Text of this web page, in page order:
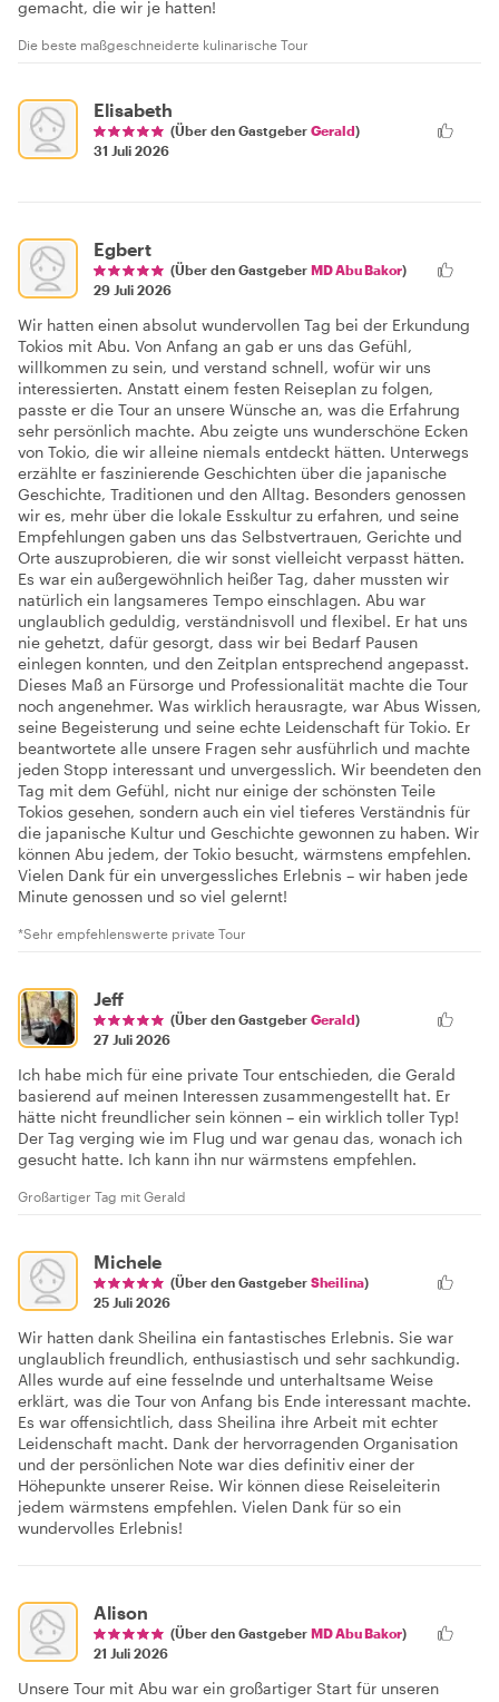
gemacht, die wir je hatten!
Die beste maßgeschneiderte kulinarische Tour
Elisabeth
(Über den Gastgeber Gerald)
31 Juli 2026
Egbert
(Über den Gastgeber MD Abu Bakor)
29 Juli 2026
Wir hatten einen absolut wundervollen Tag bei der Erkundung
Tokios mit Abu. Von Anfang an gab er uns das Gefühl,
willkommen zu sein, und verstand schnell, wofür wir uns
interessierten. Anstatt einem festen Reiseplan zu folgen,
passte er die Tour an unsere Wünsche an, was die Erfahrung
sehr persönlich machte. Abu zeigte uns wunderschöne Ecken
von Tokio, die wir alleine niemals entdeckt hätten. Unterwegs
erzählte er faszinierende Geschichten über die japanische
Geschichte, Traditionen und den Alltag. Besonders genossen
wir es, mehr über die lokale Esskultur zu erfahren, und seine
Empfehlungen gaben uns das Selbstvertrauen, Gerichte und
Orte auszuprobieren, die wir sonst vielleicht verpasst hätten.
Es war ein außergewöhnlich heißer Tag, daher mussten wir
natürlich ein langsameres Tempo einschlagen. Abu war
unglaublich geduldig, verständnisvoll und flexibel. Er hat uns
nie gehetzt, dafür gesorgt, dass wir bei Bedarf Pausen
einlegen konnten, und den Zeitplan entsprechend angepasst.
Dieses Maß an Fürsorge und Professionalität machte die Tour
noch angenehmer. Was wirklich herausragte, war Abus Wissen,
seine Begeisterung und seine echte Leidenschaft für Tokio. Er
beantwortete alle unsere Fragen sehr ausführlich und machte
jeden Stopp interessant und unvergesslich. Wir beendeten den
Tag mit dem Gefühl, nicht nur einige der schönsten Teile
Tokios gesehen, sondern auch ein viel tieferes Verständnis für
die japanische Kultur und Geschichte gewonnen zu haben. Wir
können Abu jedem, der Tokio besucht, wärmstens empfehlen.
Vielen Dank für ein unvergessliches Erlebnis – wir haben jede
Minute genossen und so viel gelernt!
*Sehr empfehlenswerte private Tour
Jeff
(Über den Gastgeber Gerald)
27 Juli 2026
Ich habe mich für eine private Tour entschieden, die Gerald
basierend auf meinen Interessen zusammengestellt hat. Er
hätte nicht freundlicher sein können – ein wirklich toller Typ!
Der Tag verging wie im Flug und war genau das, wonach ich
gesucht hatte. Ich kann ihn nur wärmstens empfehlen.
Großartiger Tag mit Gerald
Michele
(Über den Gastgeber Sheilina)
25 Juli 2026
Wir hatten dank Sheilina ein fantastisches Erlebnis. Sie war
unglaublich freundlich, enthusiastisch und sehr sachkundig.
Alles wurde auf eine fesselnde und unterhaltsame Weise
erklärt, was die Tour von Anfang bis Ende interessant machte.
Es war offensichtlich, dass Sheilina ihre Arbeit mit echter
Leidenschaft macht. Dank der hervorragenden Organisation
und der persönlichen Note war dies definitiv einer der
Höhepunkte unserer Reise. Wir können diese Reiseleiterin
jedem wärmstens empfehlen. Vielen Dank für so ein
wundervolles Erlebnis!
Alison
(Über den Gastgeber MD Abu Bakor)
21 Juli 2026
Unsere Tour mit Abu war ein großartiger Start für unseren